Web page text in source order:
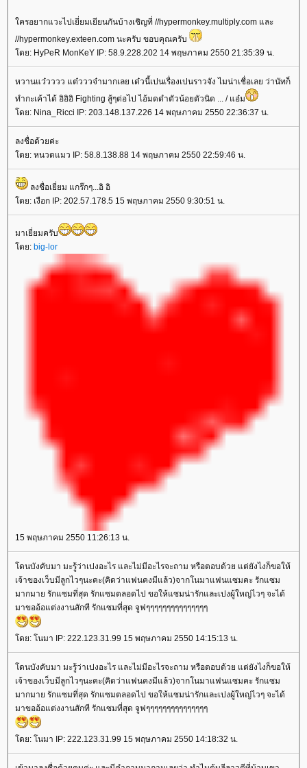
ครอยากแวะไปเยี่ยมเยียนกันบ้างเชิญที่ //hypermonkey.multiply.com และ
//hypermonkey.exteen.com นะครับ ขอบคุณครับ
ดย: HyPeR MonKeY IP: 58.9.228.202 14 พฤษภาคม 2550 21:35:39 น.
หวานแว๋วววว แต๋วววจ๋ามากเลย เด๋วนี้เปนเรื่องเปนราวจัง ไมน่าเชื่อเลย ว่านัทก็
ทำกะเค้าได้ อิอิอิ Fighting สู้ๆต่อไป ไอ้มดดำตัวน้อยตัวนิด ... / แอ๋ม
ดย: Nina_Ricci IP: 203.148.137.226 14 พฤษภาคม 2550 22:36:37 น.
ลงชื่อด้วยค่ะ
ดย: หนวดแมว IP: 58.8.138.88 14 พฤษภาคม 2550 22:59:46 น.
ลงชื่อเยี่ยม แกร๊กๆ...อิ อิ
ดย: เงือก IP: 202.57.178.5 15 พฤษภาคม 2550 9:30:51 น.
มาเยี่ยมครับ
ดย: big-lor
15 พฤษภาคม 2550 11:26:13 น.
ดนบังคับมา มะรู้ว่าเปงอะไร และไม่มีอะไรจะถาม หรือตอบด้วย แต่ยังไงก็ขอให้
เจ้าของเว็บมีลูกไวๆนะคะ(คิดว่าแฟนคงมีแล้ว)จากโนมาแฟนแซมคะ รักแซม
มากมาย รักแซมที่สุด รักแซมตลอดไป ขอให้แซมน่ารักและเปงผู้ใหญ่ไวๆ จะได้
มาขออ้อแต่งงานสักที รักแซมที่สุด จูฟๆๆๆๆๆๆๆๆๆๆๆๆๆๆๆ
ดย: โนมา IP: 222.123.31.99 15 พฤษภาคม 2550 14:15:13 น.
ดนบังคับมา มะรู้ว่าเปงอะไร และไม่มีอะไรจะถาม หรือตอบด้วย แต่ยังไงก็ขอให้
เจ้าของเว็บมีลูกไวๆนะคะ(คิดว่าแฟนคงมีแล้ว)จากโนมาแฟนแซมคะ รักแซม
มากมาย รักแซมที่สุด รักแซมตลอดไป ขอให้แซมน่ารักและเปงผู้ใหญ่ไวๆ จะได้
มาขออ้อแต่งงานสักที รักแซมที่สุด จูฟๆๆๆๆๆๆๆๆๆๆๆๆๆๆๆ
ดย: โนมา IP: 222.123.31.99 15 พฤษภาคม 2550 14:18:32 น.